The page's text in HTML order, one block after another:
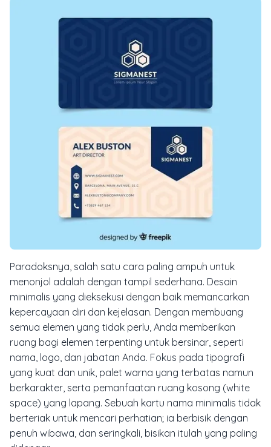
Paradoksnya, salah satu cara paling ampuh untuk
menonjol adalah dengan tampil sederhana. Desain
minimalis yang dieksekusi dengan baik memancarkan
kepercayaan diri dan kejelasan. Dengan membuang
semua elemen yang tidak perlu, Anda memberikan
ruang bagi elemen terpenting untuk bersinar, seperti
nama, logo, dan jabatan Anda. Fokus pada tipografi
yang kuat dan unik, palet warna yang terbatas namun
berkarakter, serta pemanfaatan ruang kosong (white
space) yang lapang. Sebuah kartu nama minimalis tidak
berteriak untuk mencari perhatian; ia berbisik dengan
penuh wibawa, dan seringkali, bisikan itulah yang paling